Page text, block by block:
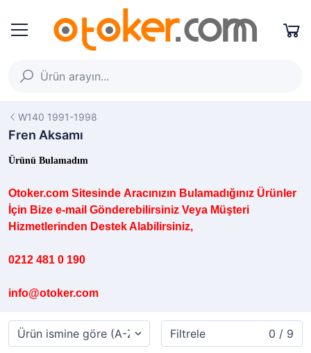
W140 1991-1998
Fren Aksamı
Ürünü Bulamadım
Otoker.com Sitesinde Aracınızın Bulamadığınız Ürünler
İçin Bize e-mail Gönderebilirsiniz Veya Müşteri
Hizmetlerinden Destek Alabilirsiniz,
0212 481 0 190
info@otoker.com
Filtrele 0 / 9